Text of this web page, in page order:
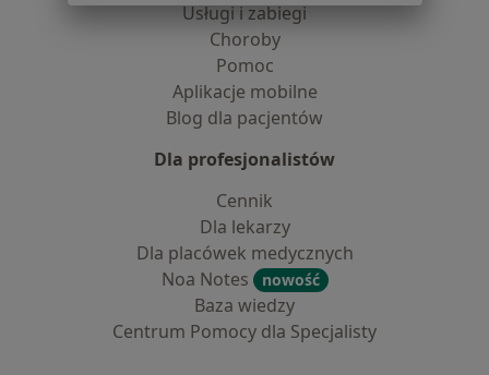
Usługi i zabiegi
Choroby
Pomoc
Aplikacje mobilne
Blog dla pacjentów
Dla profesjonalistów
Cennik
Dla lekarzy
Dla placówek medycznych
Noa Notes
nowość
Baza wiedzy
Centrum Pomocy dla Specjalisty